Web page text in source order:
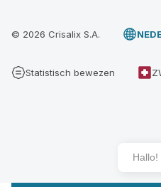
© 2026 Crisalix S.A.
Statistisch bewezen